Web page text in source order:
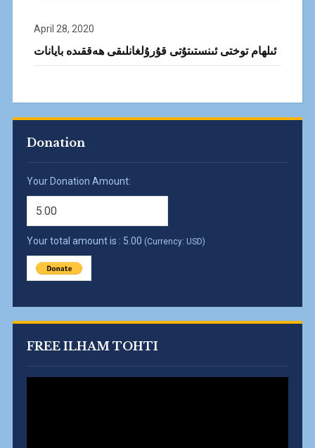
Donation
Your Donation Amount:
Your total amount is : 5.00 (Currency: USD)
FREE ILHAM TOHTI
April 28, 2020
ئىلھام توختى ئىنستىتۇتى قۇرۇلغانلىقى ھەققىدە بايانات